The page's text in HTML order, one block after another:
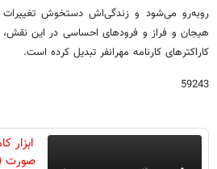
روبه‌رو می‌شود و زندگی‌اش دستخوش
هیجان و فراز و فرودهای احساسی در این نقش،
کاراکترهای کارنامه مهرانفر تبدیل کرده است.
59243
ابزار
صورت